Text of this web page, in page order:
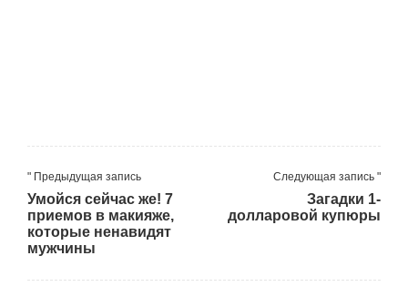
" Предыдущая запись
Умойся сейчас же! 7
приемов в макияже,
которые ненавидят
мужчины
Следующая запись "
Загадки 1-
долларовой купюры